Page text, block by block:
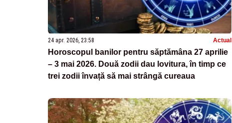
24 apr. 2026, 23:58 Actual
Horoscopul banilor pentru săptămâna 27 aprilie
– 3 mai 2026. Două zodii dau lovitura, în timp ce
trei zodii învață să mai strângă cureaua